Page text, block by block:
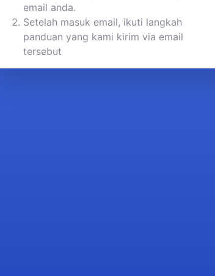
email anda.
Setelah masuk email, ikuti langkah
panduan yang kami kirim via email
tersebut